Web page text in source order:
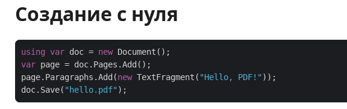
Создание с нуля
using var doc = new
var
page.Paragraphs.Add(new TextFragment( "Hello, PDF!"
doc.Save( "hello.pdf"